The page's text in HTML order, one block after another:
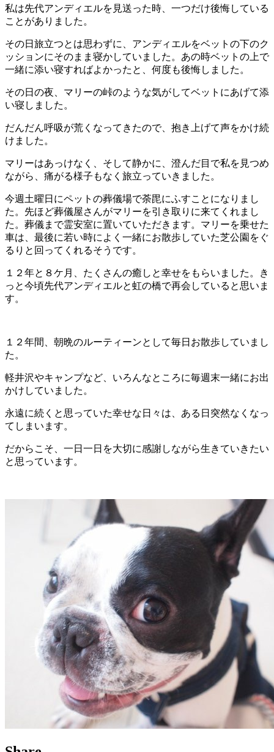
私は先代アンディエルを見送った時、一つだけ後悔している
ことがありました。
その日旅立つとは思わずに、アンディエルをベットの下のク
ッションにそのまま寝かしていました。あの時ベットの上で
一緒に添い寝すればよかったと、何度も後悔しました。
その日の夜、マリーの峠のような気がしてベットにあげて添
い寝しました。
だんだん呼吸が荒くなってきたので、抱き上げて声をかけ続
けました。
マリーはあっけなく、そして静かに、澄んだ目で私を見つめ
ながら、痛がる様子もなく旅立っていきました。
今週土曜日にペットの葬儀場で荼毘にふすことになりまし
た。先ほど葬儀屋さんがマリーを引き取りに来てくれまし
た。葬儀まで霊安室に置いていただきます。マリーを乗せた
車は、最後に若い時によく一緒にお散歩していた芝公園をぐ
るりと回ってくれるそうです。
１２年と８ケ月、たくさんの癒しと幸せをもらいました。き
っと今頃先代アンディエルと虹の橋で再会していると思いま
す。
１２年間、朝晩のルーティーンとして毎日お散歩していまし
た。
軽井沢やキャンプなど、いろんなところに毎週末一緒にお出
かけしていました。
永遠に続くと思っていた幸せな日々は、ある日突然なくなっ
てしまいます。
だからこそ、一日一日を大切に感謝しながら生きていきたい
と思っています。